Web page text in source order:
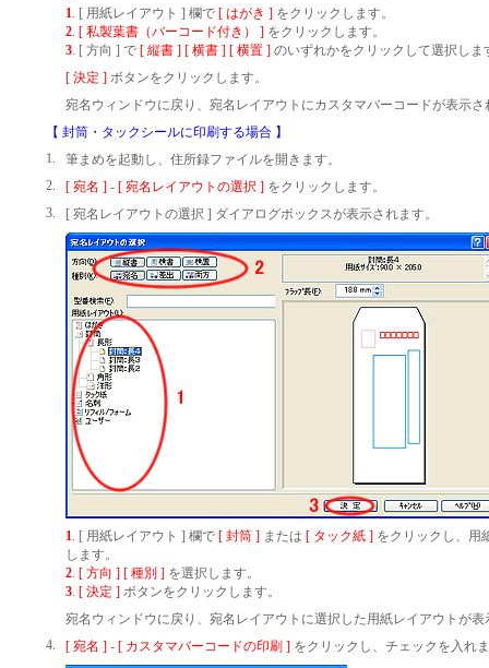
1. [ 用紙レイアウト ] 欄で [ はがき ] をクリックします。
2. [ 私製葉書（バーコード付き） ] をクリックします。
3. [ 方向 ] で [ 縦書 ] [ 横書 ] [ 横置 ] のいずれかをクリックして選択しま
[ 決定 ] ボタンをクリックします。
宛名ウィンドウに戻り、宛名レイアウトにカスタマバーコードが表示さ
【 封筒・タックシールに印刷する場合 】
1.
筆まめを起動し、住所録ファイルを開きます。
2.
[ 宛名 ] - [ 宛名レイアウトの選択 ] をクリックします。
3.
[ 宛名レイアウトの選択 ] ダイアログボックスが表示されます。
1. [ 用紙レイアウト ] 欄で [ 封筒 ] または [ タック紙 ] をクリックし、用
します。
2. [ 方向 ] [ 種別 ] を選択します。
3. [ 決定 ] ボタンをクリックします。
宛名ウィンドウに戻り、宛名レイアウトに選択した用紙レイアウトが表
4.
[ 宛名 ] - [ カスタマバーコードの印刷 ] をクリックし、チェックを入れ